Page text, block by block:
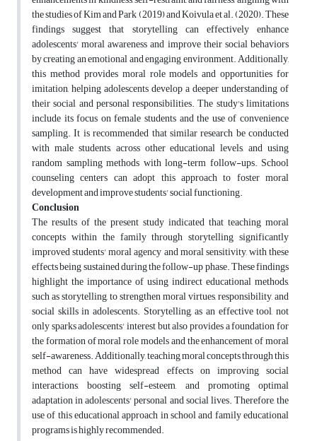
the studies of Kim and Park (2019) and Koivula et al. (2020). These
findings suggest that storytelling can effectively enhance
adolescents' moral awareness and improve their social behaviors
by creating an emotional and engaging environment. Additionally,
this method provides moral role models and opportunities for
imitation, helping adolescents develop a deeper understanding of
their social and personal responsibilities. The study's limitations
include its focus on female students and the use of convenience
sampling. It is recommended that similar research be conducted
with male students, across other educational levels, and using
random sampling methods with long-term follow-ups. School
counseling centers can adopt this approach to foster moral
development and improve students' social functioning.
Conclusion
The results of the present study indicated that teaching moral
concepts within the family through storytelling significantly
improved students' moral agency and moral sensitivity, with these
effects being sustained during the follow-up phase. These findings
highlight the importance of using indirect educational methods,
such as storytelling, to strengthen moral virtues, responsibility, and
social skills in adolescents. Storytelling, as an effective tool, not
only sparks adolescents' interest but also provides a foundation for
the formation of moral role models and the enhancement of moral
self-awareness. Additionally, teaching moral concepts through this
method can have widespread effects on improving social
interactions, boosting self-esteem, and promoting optimal
adaptation in adolescents' personal and social lives. Therefore, the
use of this educational approach in school and family educational
programs is highly recommended.